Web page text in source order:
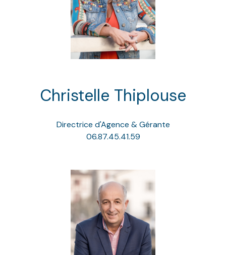
Christelle Thiplouse
Directrice d'Agence & Gérante
06.87.45.41.59